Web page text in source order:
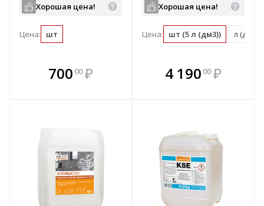
Хорошая цена!
Цена: шт
700 00 ₽
В комплекте
всегда выгоднее!
Хорошая цена!
Цена: шт (5 л (дм3)) л (дм3)
В комплекте
всегда выгоднее!
4 190 00 ₽